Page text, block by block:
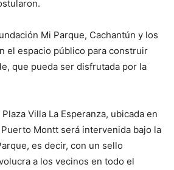
Mi Parque, Cachantún y los
el espacio público para construir
que pueda ser disfrutada por la
Villa La Esperanza, ubicada en
Montt será intervenida bajo la
es decir, con un sello
a los vecinos en todo el